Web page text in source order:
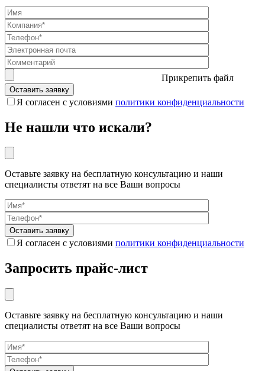
Прикрепить файл
Я согласен с условиями политики конфиденциальности
Не нашли что искали?
Оставьте заявку на бесплатную консультацию и наши
специалисты ответят на все Ваши вопросы
Я согласен с условиями политики конфиденциальности
Запросить прайс-лист
Оставьте заявку на бесплатную консультацию и наши
специалисты ответят на все Ваши вопросы